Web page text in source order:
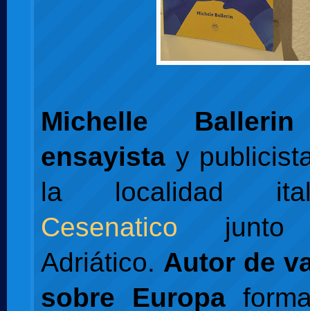
Michelle Ballerin
ensayistay
la localidad
Cesenatico junto
Adriático. Autor de
sobre Europa